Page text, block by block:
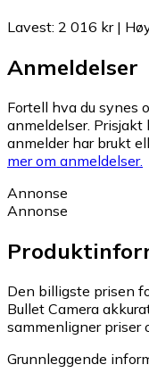
Lavest: 2 016 kr|
Anmeldelser
Fortell hva du synes
anmeldelser.
anmelder har brukt
mer om anmeldelser.
Annonse
Annonse
Den billigste prisen
Bullet Camera
sammenligner priser
Grunnleggende